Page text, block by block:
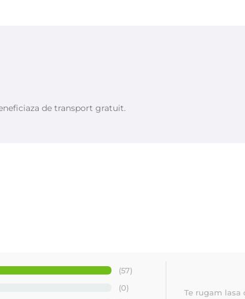
de transport gratuit.
(57)
(0)
Te rugam lasa